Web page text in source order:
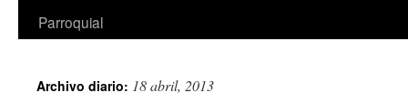
Parroquial
Archivo diario: 18 abril, 2013